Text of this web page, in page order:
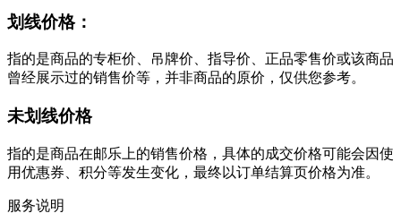
划线价格：
指的是商品的专柜价、吊牌价、指导价、正品零售价或该商品
曾经展示过的销售价等，并非商品的原价，仅供您参考。
未划线价格
指的是商品在邮乐上的销售价格，具体的成交价格可能会因使
用优惠券、积分等发生变化，最终以订单结算页价格为准。
服务说明